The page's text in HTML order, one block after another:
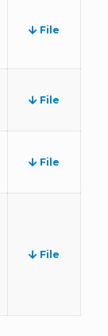
File
File
File
File